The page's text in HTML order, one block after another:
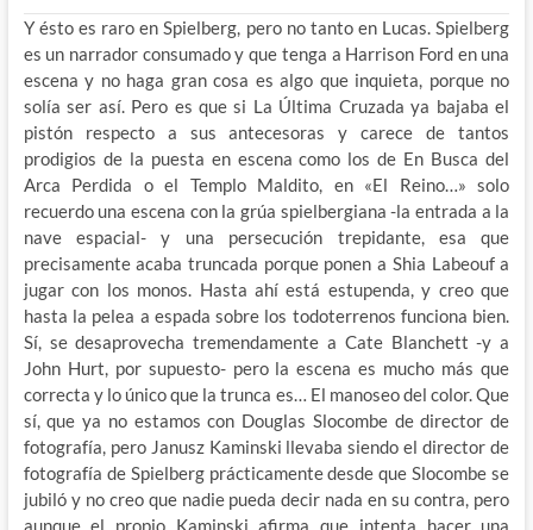
Y ésto es raro en Spielberg, pero no tanto en Lucas. Spielberg
es un narrador consumado y que tenga a Harrison Ford en una
escena y no haga gran cosa es algo que inquieta, porque no
solía ser así. Pero es que si La Última Cruzada ya bajaba el
pistón respecto a sus antecesoras y carece de tantos
prodigios de la puesta en escena como los de En Busca del
Arca Perdida o el Templo Maldito, en «El Reino…» solo
recuerdo una escena con la grúa spielbergiana -la entrada a la
nave espacial- y una persecución trepidante, esa que
precisamente acaba truncada porque ponen a Shia Labeouf a
jugar con los monos. Hasta ahí está estupenda, y creo que
hasta la pelea a espada sobre los todoterrenos funciona bien.
Sí, se desaprovecha tremendamente a Cate Blanchett -y a
John Hurt, por supuesto- pero la escena es mucho más que
correcta y lo único que la trunca es… El manoseo del color. Que
sí, que ya no estamos con Douglas Slocombe de director de
fotografía, pero Janusz Kaminski llevaba siendo el director de
fotografía de Spielberg prácticamente desde que Slocombe se
jubiló y no creo que nadie pueda decir nada en su contra, pero
aunque el propio Kaminski afirma que intenta hacer una